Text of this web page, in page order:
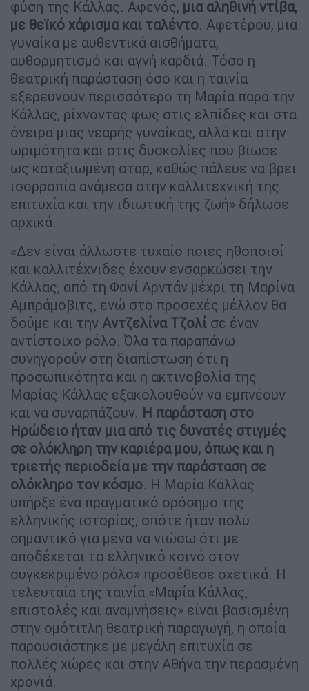
φύση της Κάλλας. Αφενός, μια αληθινή ντίβα,
με θεϊκό χάρισμα και ταλέντο. Αφετέρου, μια
γυναίκα με αυθεντικά αισθήματα,
αυθορμητισμό και αγνή καρδιά. Τόσο η
θεατρική παράσταση όσο και η ταινία
εξερευνούν περισσότερο τη Μαρία παρά την
Κάλλας, ρίχνοντας φως στις ελπίδες και στα
όνειρα μιας νεαρής γυναίκας, αλλά και στην
ωριμότητα και στις δυσκολίες που βίωσε
ως καταξιωμένη σταρ, καθώς πάλευε να βρει
ισορροπία ανάμεσα στην καλλιτεχνική της
επιτυχία και την ιδιωτική της ζωή» δήλωσε
αρχικά.
«Δεν είναι άλλωστε τυχαίο ποιες ηθοποιοί
και καλλιτέχνιδες έχουν ενσαρκώσει την
Κάλλας, από τη Φανί Αρντάν μέχρι τη Μαρίνα
Αμπράμοβιτς, ενώ στο προσεχές μέλλον θα
δούμε και την Αντζελίνα Τζολί σε έναν
αντίστοιχο ρόλο. Όλα τα παραπάνω
συνηγορούν στη διαπίστωση ότι η
προσωπικότητα και η ακτινοβολία της
Μαρίας Κάλλας εξακολουθούν να εμπνέουν
και να συναρπάζουν. Η παράσταση στο
Ηρώδειο ήταν μια από τις δυνατές στιγμές
σε ολόκληρη την καριέρα μου, όπως και η
τριετής περιοδεία με την παράσταση σε
ολόκληρο τον κόσμο. Η Μαρία Κάλλας
υπήρξε ένα πραγματικό ορόσημο της
ελληνικής ιστορίας, οπότε ήταν πολύ
σημαντικό για μένα να νιώσω ότι με
αποδέχεται το ελληνικό κοινό στον
συγκεκριμένο ρόλο» προσέθεσε σχετικά. Η
τελευταία της ταινία «Μαρία Κάλλας,
επιστολές και αναμνήσεις» είναι βασισμένη
στην ομότιτλη θεατρική παραγωγή, η οποία
παρουσιάστηκε με μεγάλη επιτυχία σε
πολλές χώρες και στην Αθήνα την περασμένη
χρονιά.